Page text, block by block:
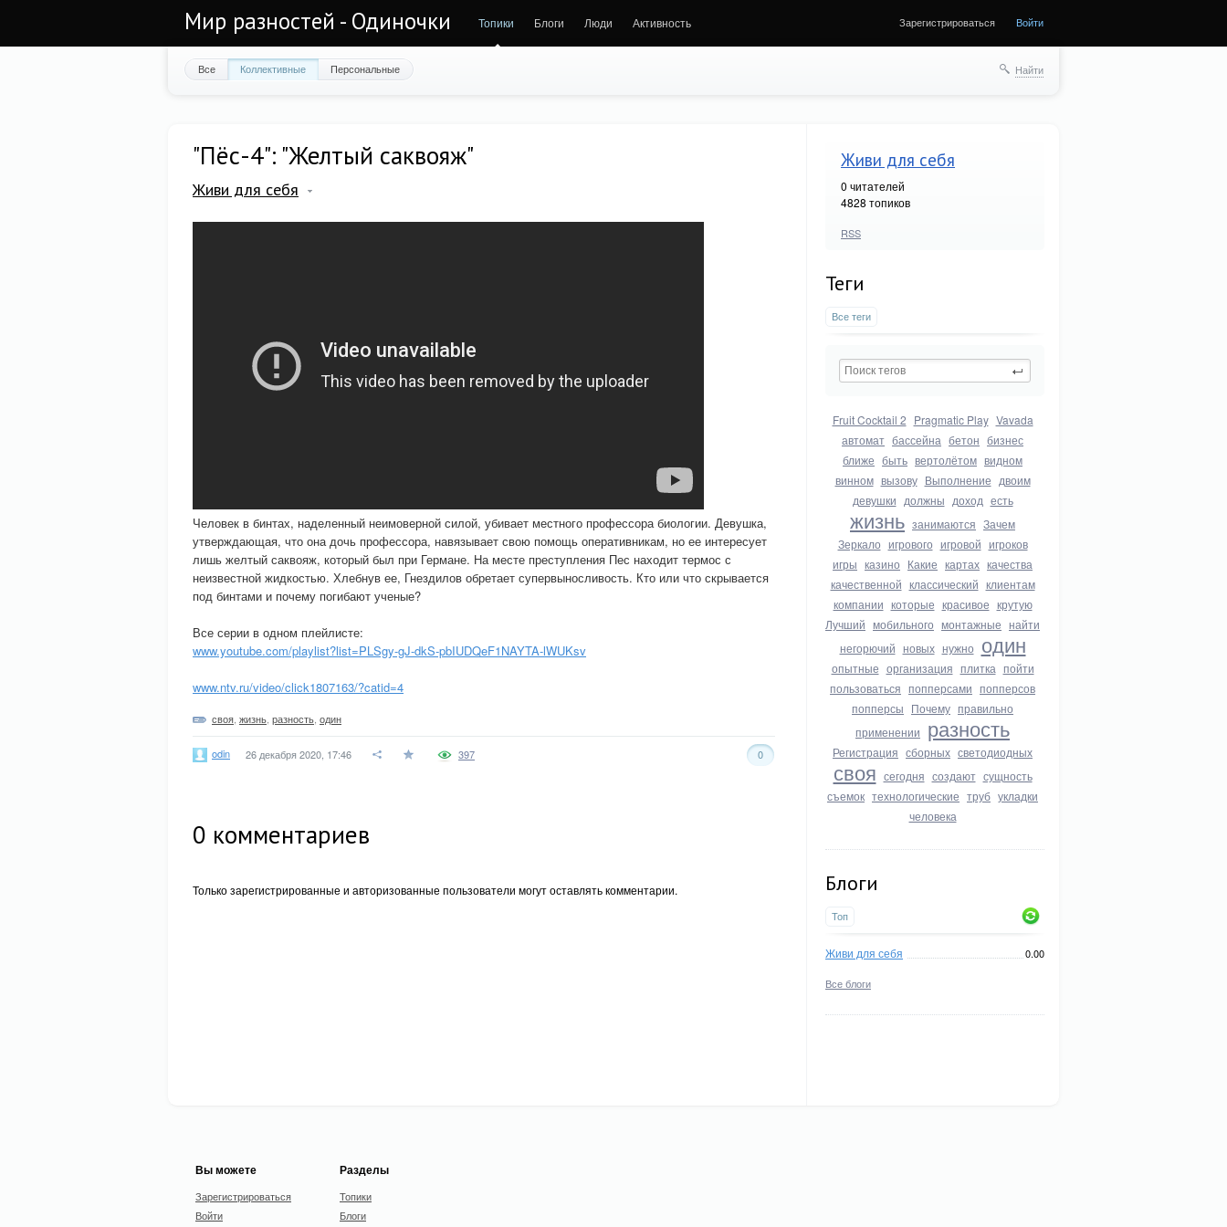
Мир разностей - Одиночки Топики Блоги Люди Активность Зарегистрироваться Войти
Все Коллективные Персональные Найти
Живи для себя
0 читателей
4828 топиков
RSS
Теги
Все теги
Fruit Cocktail 2 Pragmatic Play Vavada
автомат бассейна бетон бизнес
ближе быть вертолётом видном
винном вызову Выполнение двоим
девушки должны доход есть
жизнь занимаются Зачем
Зеркало игрового игровой игроков
игры казино Какие картах качества
качественной классический клиентам
компании которые красивое крутую
Лучший мобильного монтажные найти
негорючий новых нужно один
опытные организация плитка пойти
пользоваться попперсами попперсов
попперсы Почему правильно
применении разность
Регистрация сборных светодиодных
своя сегодня создают сущность
съемок технологические труб укладки
человека
Блоги
Топ
Живи для себя 0.00
Все блоги
"Пёс-4": "Желтый саквояж"
Живи для себя
Человек в бинтах, наделенный неимоверной силой, убивает местного профессора биологии. Девушка,
утверждающая, что она дочь профессора, навязывает свою помощь оперативникам, но ее интересует
лишь желтый саквояж, который был при Германе. На месте преступления Пес находит термос с
неизвестной жидкостью. Хлебнув ее, Гнездилов обретает супервыносливость. Кто или что скрывается
под бинтами и почему погибают ученые?
Все серии в одном плейлисте:
www.youtube.com/playlist?list=PLSgy-gJ-dkS-pbIUDQeF1NAYTA-lWUKsv
www.ntv.ru/video/click1807163/?catid=4
своя жизнь разность один
odin 26 декабря 2020, 17:46 0
397
0 комментариев
Только зарегистрированные и авторизованные пользователи могут оставлять комментарии.
Вы можете
Зарегистрироваться
Войти
Разделы
Топики
Блоги